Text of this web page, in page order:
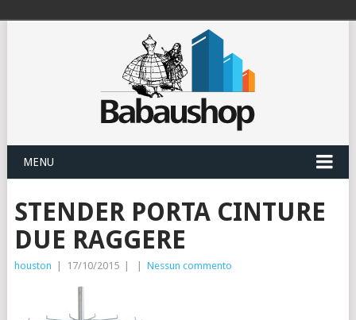
MENU
STENDER PORTA CINTURE
DUE RAGGERE
houston 17/10/2015 Nessun commento